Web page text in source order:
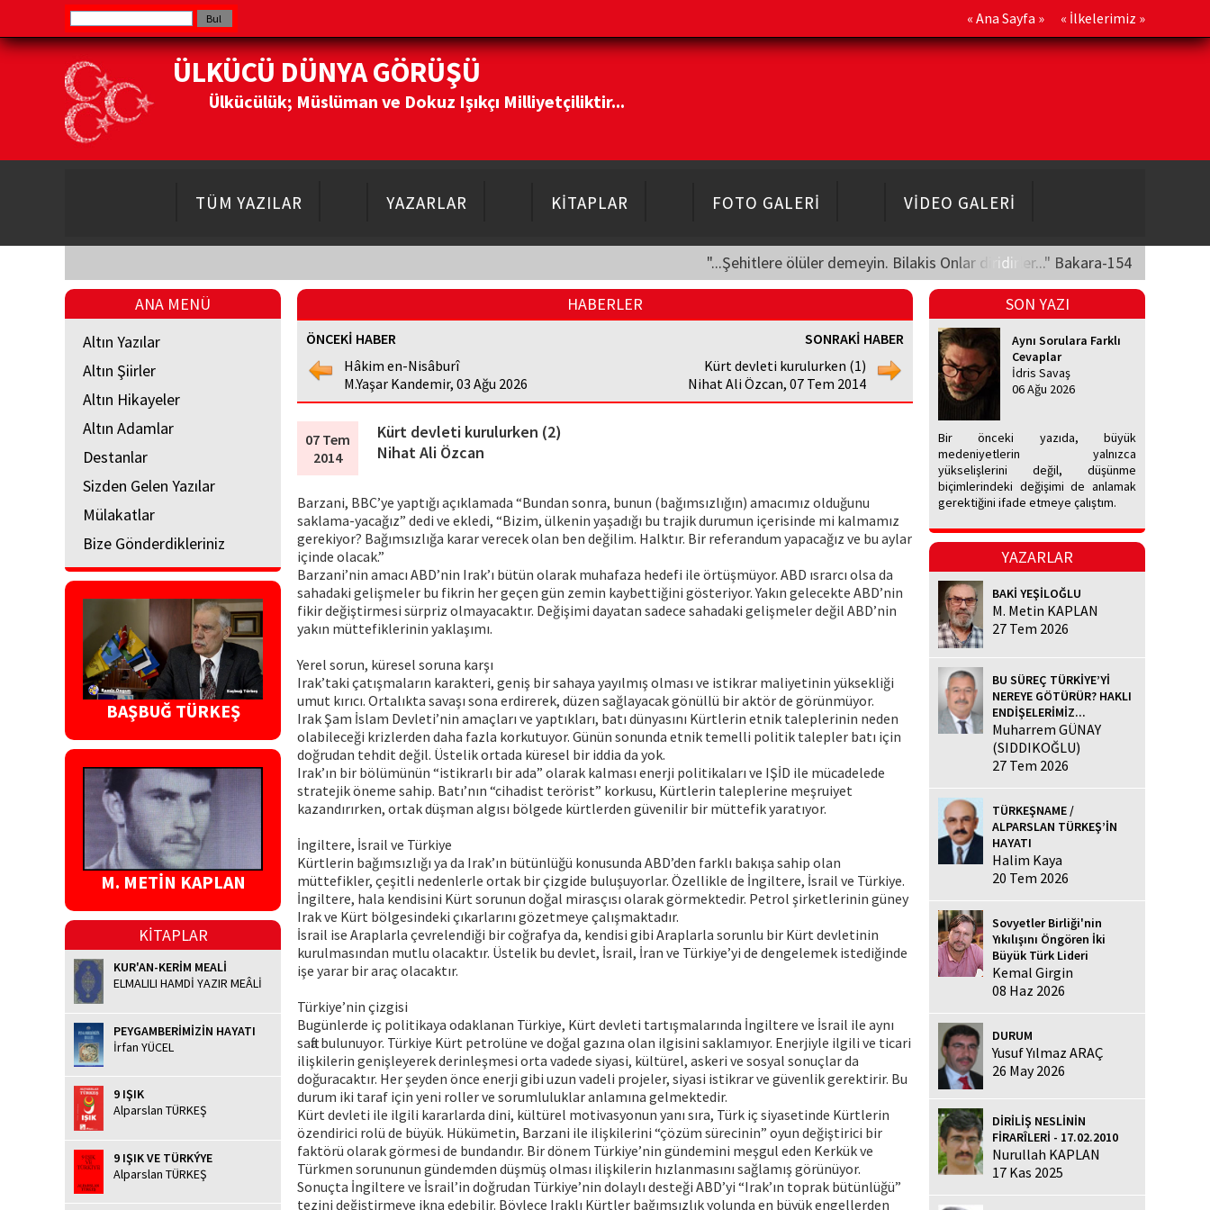
« Ana Sayfa » « İlkelerimiz »
ÜLKÜCÜ DÜNYA GÖRÜŞÜ
Ülkücülük; Müslüman ve Dokuz Işıkçı Milliyetçiliktir...
TÜM YAZILAR YAZARLAR KİTAPLAR FOTO GALERİ VİDEO GALERİ
"...Şehitlere ölüler demeyin. Bilakis Onlar diridirler..." Bakara-154
ANA MENÜ
Altın Yazılar
Altın Şiirler
Altın Hikayeler
Altın Adamlar
Destanlar
Sizden Gelen Yazılar
Mülakatlar
Bize Gönderdikleriniz
BAŞBUĞ TÜRKEŞ
M. METİN KAPLAN
KİTAPLAR
KUR'AN-KERİM MEALİ
ELMALILI HAMDİ YAZIR MEÂLİ
PEYGAMBERİMİZİN HAYATI
İrfan YÜCEL
9 IŞIK
Alparslan TÜRKEŞ
9 IŞIK VE TÜRKÝYE
Alparslan TÜRKEŞ
HABERLER
ÖNCEKİ HABER
Hâkim en-Nisâburî
M.Yaşar Kandemir, 03 Ağu 2026
SONRAKİ HABER
Kürt devleti kurulurken (1)
Nihat Ali Özcan, 07 Tem 2014
07 Tem
2014
Kürt devleti kurulurken (2)
Nihat Ali Özcan
Barzani, BBC’ye yaptığı açıklamada “Bundan sonra, bunun (bağımsızlığın) amacımız olduğunu
saklama-yacağız” dedi ve ekledi, “Bizim, ülkenin yaşadığı bu trajik durumun içerisinde mi kalmamız
gerekiyor? Bağımsızlığa karar verecek olan ben değilim. Halktır. Bir referandum yapacağız ve bu aylar
içinde olacak.”
Barzani’nin amacı ABD’nin Irak’ı bütün olarak muhafaza hedefi ile örtüşmüyor. ABD ısrarcı olsa da
sahadaki gelişmeler bu fikrin her geçen gün zemin kaybettiğini gösteriyor. Yakın gelecekte ABD’nin
fikir değiştirmesi sürpriz olmayacaktır. Değişimi dayatan sadece sahadaki gelişmeler değil ABD’nin
yakın müttefiklerinin yaklaşımı.
Yerel sorun, küresel soruna karşı
Irak’taki çatışmaların karakteri, geniş bir sahaya yayılmış olması ve istikrar maliyetinin yüksekliği
umut kırıcı. Ortalıkta savaşı sona erdirerek, düzen sağlayacak gönüllü bir aktör de görünmüyor.
Irak Şam İslam Devleti’nin amaçları ve yaptıkları, batı dünyasını Kürtlerin etnik taleplerinin neden
olabileceği krizlerden daha fazla korkutuyor. Günün sonunda etnik temelli politik talepler batı için
doğrudan tehdit değil. Üstelik ortada küresel bir iddia da yok.
Irak’ın bir bölümünün “istikrarlı bir ada” olarak kalması enerji politikaları ve IŞİD ile mücadelede
stratejik öneme sahip. Batı’nın “cihadist terörist” korkusu, Kürtlerin taleplerine meşruiyet
kazandırırken, ortak düşman algısı bölgede kürtlerden güvenilir bir müttefik yaratıyor.
İngiltere, İsrail ve Türkiye
Kürtlerin bağımsızlığı ya da Irak’ın bütünlüğü konusunda ABD’den farklı bakışa sahip olan
müttefikler, çeşitli nedenlerle ortak bir çizgide buluşuyorlar. Özellikle de İngiltere, İsrail ve Türkiye.
İngiltere, hala kendisini Kürt sorunun doğal mirasçısı olarak görmektedir. Petrol şirketlerinin güney
Irak ve Kürt bölgesindeki çıkarlarını gözetmeye çalışmaktadır.
İsrail ise Araplarla çevrelendiği bir coğrafya da, kendisi gibi Araplarla sorunlu bir Kürt devletinin
kurulmasından mutlu olacaktır. Üstelik bu devlet, İsrail, İran ve Türkiye’yi de dengelemek istediğinde
işe yarar bir araç olacaktır.
Türkiye’nin çizgisi
Bugünlerde iç politikaya odaklanan Türkiye, Kürt devleti tartışmalarında İngiltere ve İsrail ile aynı
safta bulunuyor. Türkiye Kürt petrolüne ve doğal gazına olan ilgisini saklamıyor. Enerjiyle ilgili ve ticari
ilişkilerin genişleyerek derinleşmesi orta vadede siyasi, kültürel, askeri ve sosyal sonuçlar da
doğuracaktır. Her şeyden önce enerji gibi uzun vadeli projeler, siyasi istikrar ve güvenlik gerektirir. Bu
durum iki taraf için yeni roller ve sorumluluklar anlamına gelmektedir.
Kürt devleti ile ilgili kararlarda dini, kültürel motivasyonun yanı sıra, Türk iç siyasetinde Kürtlerin
özendirici rolü de büyük. Hükümetin, Barzani ile ilişkilerini “çözüm sürecinin” oyun değiştirici bir
faktörü olarak görmesi de bundandır. Bir dönem Türkiye’nin gündemini meşgul eden Kerkük ve
Türkmen sorununun gündemden düşmüş olması ilişkilerin hızlanmasını sağlamış görünüyor.
Sonuçta İngiltere ve İsrail’in doğrudan Türkiye’nin dolaylı desteği ABD’yi “Irak’ın toprak bütünlüğü”
tezini değiştirmeye ikna edebilir. Böylece Iraklı Kürtler bağımsızlık yolunda en büyük engellerden
SON YAZI
Aynı Sorulara Farklı
Cevaplar
İdris Savaş
06 Ağu 2026
Bir önceki yazıda, büyük
medeniyetlerin yalnızca
yükselişlerini değil, düşünme
biçimlerindeki değişimi de anlamak
gerektiğini ifade etmeye çalıştım.
YAZARLAR
BAKİ YEŞİLOĞLU
M. Metin KAPLAN
27 Tem 2026
BU SÜREÇ TÜRKİYE’Yİ
NEREYE GÖTÜRÜR? HAKLI
ENDİŞELERİMİZ...
Muharrem GÜNAY
(SIDDIKOĞLU)
27 Tem 2026
TÜRKEŞNAME /
ALPARSLAN TÜRKEŞ’İN
HAYATI
Halim Kaya
20 Tem 2026
Sovyetler Birliği'nin
Yıkılışını Öngören İki
Büyük Türk Lideri
Kemal Girgin
08 Haz 2026
DURUM
Yusuf Yılmaz ARAÇ
26 May 2026
DİRİLİŞ NESLİNİN
FİRARÎLERİ - 17.02.2010
Nurullah KAPLAN
17 Kas 2025